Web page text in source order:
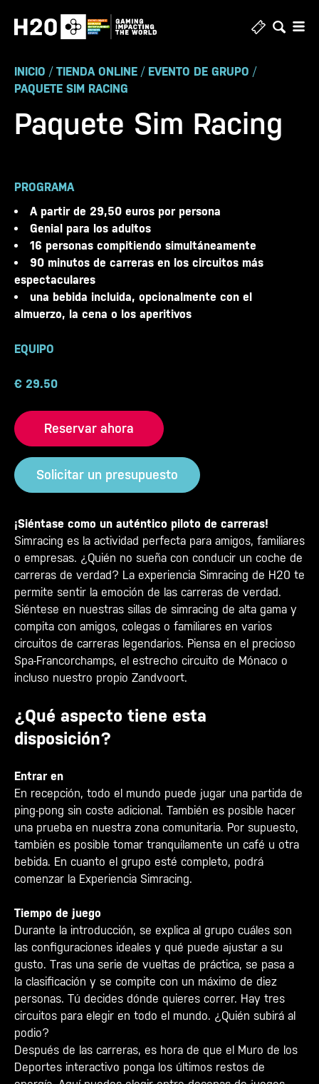
INICIO / TIENDA ONLINE / EVENTO DE GRUPO /
PAQUETE SIM RACING
Paquete Sim Racing
PROGRAMA
A partir de 29,50 euros por persona
Genial para los adultos
16 personas compitiendo simultáneamente
90 minutos de carreras en los circuitos más
espectaculares
una bebida incluida, opcionalmente con el
almuerzo, la cena o los aperitivos
EQUIPO
€ 29.50
Reservar ahora
Solicitar un presupuesto
¡Siéntase como un auténtico piloto de carreras!
Simracing es la actividad perfecta para amigos, familiares
o empresas. ¿Quién no sueña con conducir un coche de
carreras de verdad? La experiencia Simracing de H20 te
permite sentir la emoción de las carreras de verdad.
Siéntese en nuestras sillas de simracing de alta gama y
compita con amigos, colegas o familiares en varios
circuitos de carreras legendarios. Piensa en el precioso
Spa-Francorchamps, el estrecho circuito de Mónaco o
incluso nuestro propio Zandvoort.
¿Qué aspecto tiene esta
disposición?
Entrar en
En recepción, todo el mundo puede jugar una partida de
ping-pong sin coste adicional. También es posible hacer
una prueba en nuestra zona comunitaria. Por supuesto,
también es posible tomar tranquilamente un café u otra
bebida. En cuanto el grupo esté completo, podrá
comenzar la Experiencia Simracing.
Tiempo de juego
Durante la introducción, se explica al grupo cuáles son
las configuraciones ideales y qué puede ajustar a su
gusto. Tras una serie de vueltas de práctica, se pasa a
la clasificación y se compite con un máximo de diez
personas. Tú decides dónde quieres correr. Hay tres
circuitos para elegir en todo el mundo. ¿Quién subirá al
podio?
Después de las carreras, es hora de que el Muro de los
Deportes interactivo ponga los últimos restos de